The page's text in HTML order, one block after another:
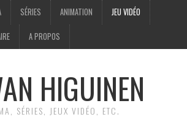
SÉRIES ANIMATION JEU VIDÉO
A PROPOS
HIGUINEN
SÉRIES, JEUX VIDÉO, ETC.